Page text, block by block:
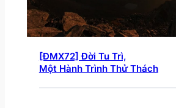
[ĐMX72] Đời Tu Trì,
Một Hành Trình Thử Thách